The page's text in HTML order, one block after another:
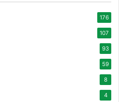
176
107
93
59
8
4